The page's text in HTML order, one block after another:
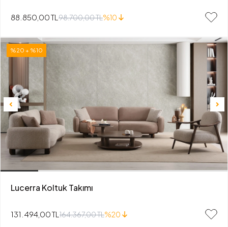
88.850,00 TL 98.700,00 TL%10
%20 + %10
Lucerra Koltuk Takımı
131.494,00 TL 164.367,00 TL%20